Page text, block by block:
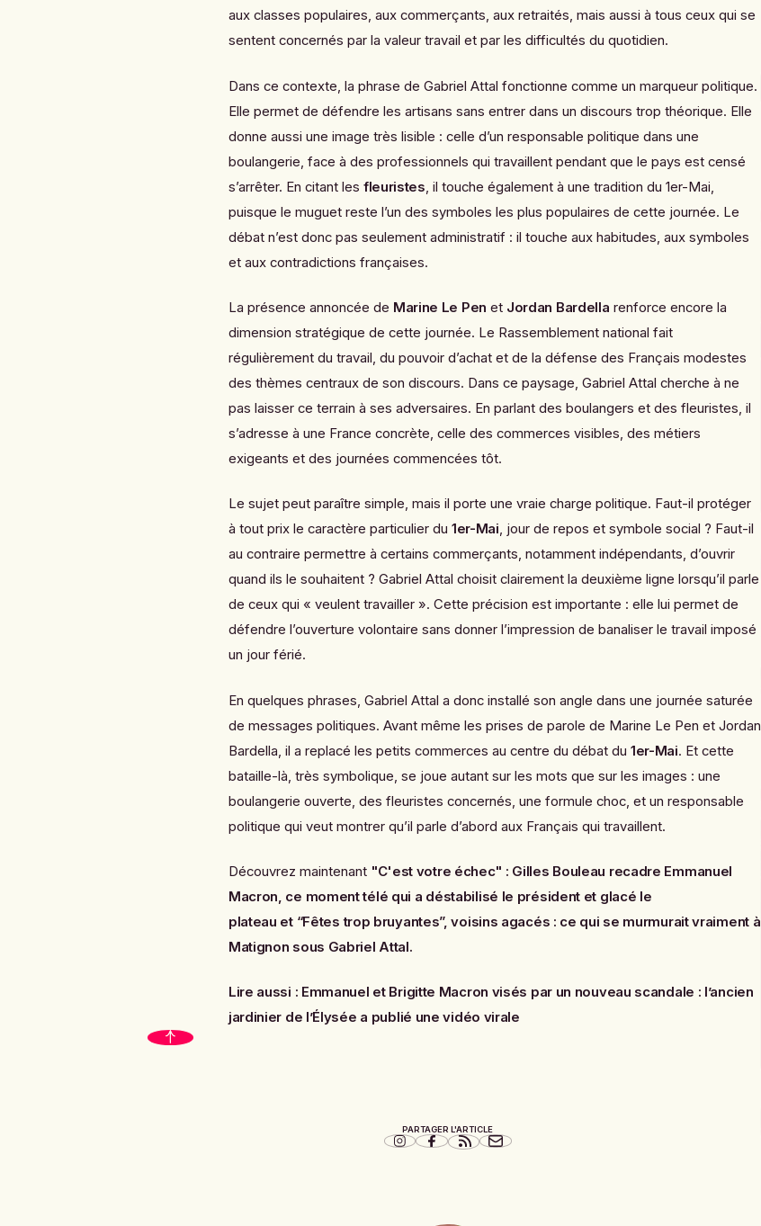
aux classes populaires, aux commerçants, aux retraités, mais aussi à tous ceux qui se
sentent concernés par la valeur travail et par les difficultés du quotidien.
Dans ce contexte, la phrase de Gabriel Attal fonctionne comme un marqueur politique.
Elle permet de défendre les artisans sans entrer dans un discours trop théorique. Elle
donne aussi une image très lisible : celle d’un responsable politique dans une
boulangerie, face à des professionnels qui travaillent pendant que le pays est censé
s’arrêter. En citant les fleuristes , il touche également à une tradition du 1er-Mai,
puisque le muguet reste l’un des symboles les plus populaires de cette journée. Le
débat n’est donc pas seulement administratif : il touche aux habitudes, aux symboles
et aux contradictions françaises.
La présence annoncée de Marine Le Pen et Jordan Bardella renforce encore la
dimension stratégique de cette journée. Le Rassemblement national fait
régulièrement du travail, du pouvoir d’achat et de la défense des Français modestes
des thèmes centraux de son discours. Dans ce paysage, Gabriel Attal cherche à ne
pas laisser ce terrain à ses adversaires. En parlant des boulangers et des fleuristes, il
s’adresse à une France concrète, celle des commerces visibles, des métiers
exigeants et des journées commencées tôt.
Le sujet peut paraître simple, mais il porte une vraie charge politique. Faut-il protéger
à tout prix le caractère particulier du 1er-Mai, jour de repos et symbole social ? Faut-il
au contraire permettre à certains commerçants, notamment indépendants, d’ouvrir
quand ils le souhaitent ? Gabriel Attal choisit clairement la deuxième ligne lorsqu’il parle
de ceux qui « veulent travailler ». Cette précision est importante : elle lui permet de
défendre l’ouverture volontaire sans donner l’impression de banaliser le travail imposé
un jour férié.
En quelques phrases, Gabriel Attal a donc installé son angle dans une journée saturée
de messages politiques. Avant même les prises de parole de Marine Le Pen et Jordan
Bardella, il a replacé les petits commerces au centre du débat du 1er-Mai. Et cette
bataille-là, très symbolique, se joue autant sur les mots que sur les images : une
boulangerie ouverte, des fleuristes concernés, une formule choc, et un responsable
politique qui veut montrer qu’il parle d’abord aux Français qui travaillent.
Découvrez maintenant "C'est votre échec" : Gilles Bouleau recadre Emmanuel
Macron, ce moment télé qui a déstabilisé le président et glacé le
plateau et “Fêtes trop bruyantes”, voisins agacés : ce qui se murmurait vraiment à
Matignon sous Gabriel Attal.
Lire aussi : Emmanuel et Brigitte Macron visés par un nouveau scandale : l’ancien
jardinier de l’Élysée a publié une vidéo virale
PARTAGER L'ARTICLE